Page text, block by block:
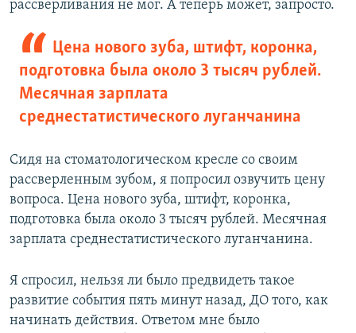
рассверливания не мог. А теперь может, запросто.
Цена нового зуба, штифт, коронка,
подготовка была около 3 тысяч рублей.
Месячная зарплата
среднестатистического луганчанина
Сидя на стоматологическом кресле со своим
рассверленным зубом, я попросил озвучить цену
вопроса. Цена нового зуба, штифт, коронка,
подготовка была около 3 тысяч рублей. Месячная
зарплата среднестатистического луганчанина.
Я спросил, нельзя ли было предвидеть такое
развитие события пять минут назад, ДО того, как
начинать действия. Ответом мне было